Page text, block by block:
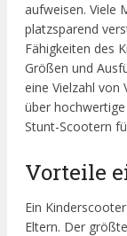
aufweisen. Viele
platzsparend
Fähigkeiten des
Größen und
eine Vielzahl von
über
Stunt-Scootern
Vorteile
Ein
Eltern. Der